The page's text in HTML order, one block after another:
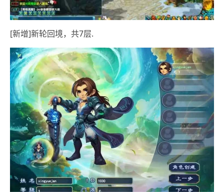
[新增]新轮回境，共7层.